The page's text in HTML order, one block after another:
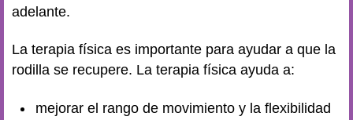
adelante.
La terapia física es importante para ayudar a que la
rodilla se recupere. La terapia física ayuda a:
mejorar el rango de movimiento y la flexibilidad